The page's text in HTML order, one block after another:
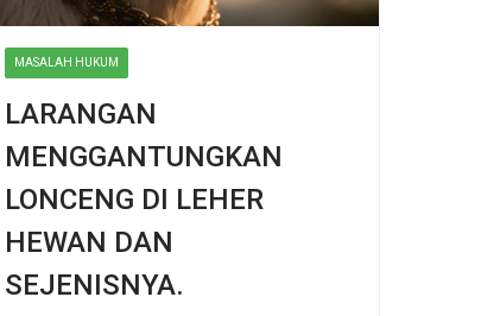
MASALAH HUKUM
LARANGAN
MENGGANTUNGKAN
LONCENG DI LEHER
HEWAN DAN
SEJENISNYA.